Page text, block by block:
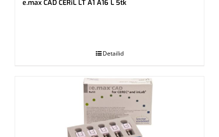
e.max CAD CERiL LT A1 A16 L 5tk
Detailid